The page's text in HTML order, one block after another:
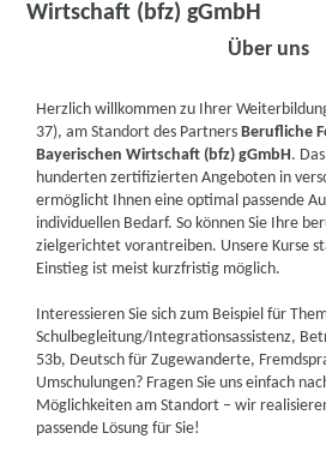
Wirtschaft (bfz) gGmbH
Über uns
Herzlich willkommen zu Ihrer
37), am Standort des PartnersBerufliche
Bayerischen Wirtschaft (bfz) gGmbH.
hunderten zertifizierten Angeboten in
ermöglicht Ihnen eine optimal passende
individuellen Bedarf. So können Sie Ihre
zielgerichtet vorantreiben. Unsere Kurse
Einstieg ist meist kurzfristig möglich.
Interessieren Sie sich zum Beispiel für
Schulbegleitung/Integrationsassistenz,
53b, Deutsch für Zugewanderte,
Umschulungen? Fragen Sie uns einfach
Möglichkeiten am Standort – wir
passende Lösung für Sie!